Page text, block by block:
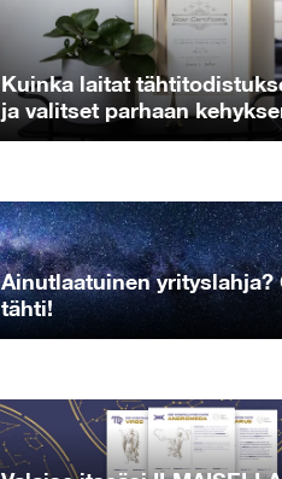
Kuinka laitat
ja valitset parhaan
Ainutlaatuinen yrityslahja?
tähti!